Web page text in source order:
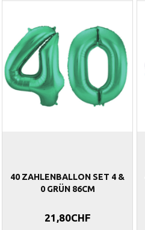
40 ZAHLENBALLON SET 4 &
0 GRÜN 86CM
21,80CHF